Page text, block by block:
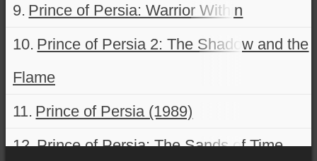
Prince of Persia: Warrior Within
Prince of Persia 2: The Shadow and the
Flame
Prince of Persia (1989)
Prince of Persia: The Sands of Time